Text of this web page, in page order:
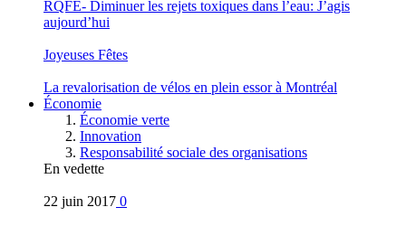
RQFE- Diminuer les rejets toxiques dans l’eau: J’agis
aujourd’hui
Joyeuses Fêtes
La revalorisation de vélos en plein essor à Montréal
Économie
Économie verte
Innovation
Responsabilité sociale des organisations
En vedette
22 juin 2017 0